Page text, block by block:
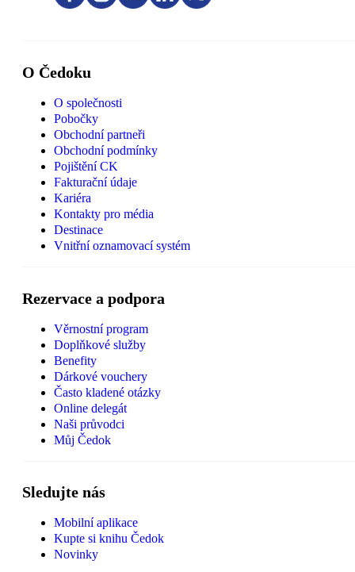
O Čedoku
O společnosti
Pobočky
Obchodní partneři
Obchodní podmínky
Pojištění CK
Fakturační údaje
Kariéra
Kontakty pro média
Destinace
Vnitřní oznamovací systém
Rezervace a podpora
Věrnostní program
Doplňkové služby
Benefity
Dárkové vouchery
Často kladené otázky
Online delegát
Naši průvodci
Můj Čedok
Sledujte nás
Mobilní aplikace
Kupte si knihu Čedok
Novinky